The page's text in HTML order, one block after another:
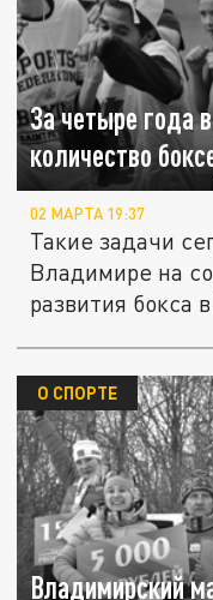
За четыре года
количество
02 МАРТА 19:37
Такие задачи
Владимире на
развития бокса
Владимирский
О СПОРТЕ